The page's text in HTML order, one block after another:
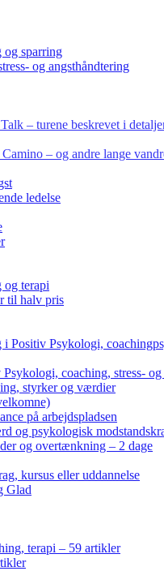
og sparring
og angsthåndtering
– turene beskrevet i
– og andre lange
ledelse
terapi
til halv pris
i Positiv Psykologi,
coaching, stress- og
styrker og værdier
på arbejdspladsen
og psykologisk
og overtænkning – 2 dage
kursus eller uddannelse
Glad
terapi – 59 artikler